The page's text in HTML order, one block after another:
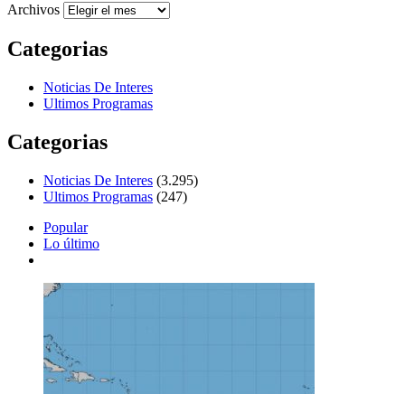
Archivos
Categorias
Noticias De Interes
Ultimos Programas
Categorias
Noticias De Interes (3.295)
Ultimos Programas (247)
Popular
Lo último